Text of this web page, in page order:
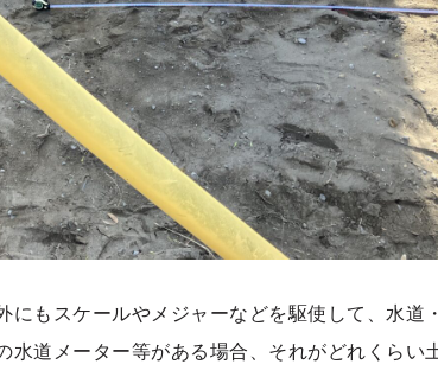
にもスケールやメジャーなどを駆使して、水道
水道メーター等がある場合、それがどれくらい